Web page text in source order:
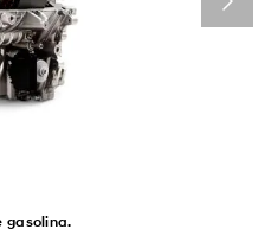
gasolina.